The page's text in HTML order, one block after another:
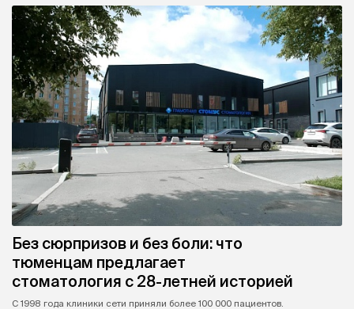
Без сюрпризов и без боли: что
тюменцам предлагает
стоматология с 28-летней историей
С 1998 года клиники сети приняли более 100 000 пациентов.